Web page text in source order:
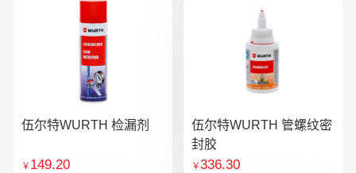
伍尔特WURTH 检漏剂
￥ 149.20
伍尔特WURTH 管螺纹密
封胶
￥336.30